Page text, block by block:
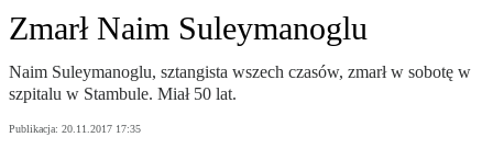
Zmarł Naim Suleymanoglu
Naim Suleymanoglu, sztangista wszech czasów, zmarł w sobotę w
szpitalu w Stambule. Miał 50 lat.
Publikacja: 20.11.2017 17:35